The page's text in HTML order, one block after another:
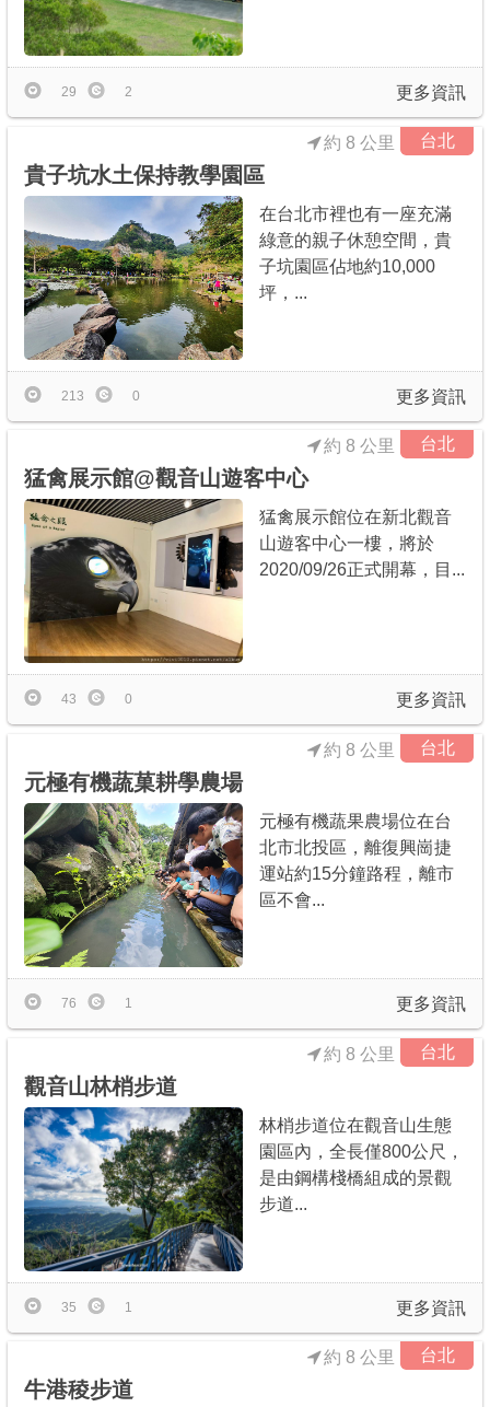
更多資訊
29 2
台北
約 8 公里
貴子坑水土保持教學園區
在台北市裡也有一座充滿
綠意的親子休憩空間，貴
子坑園區佔地約10,000
坪，...
更多資訊
213 0
台北
約 8 公里
猛禽展示館@觀音山遊客中心
猛禽展示館位在新北觀音
山遊客中心一樓，將於
2020/09/26正式開幕，目...
更多資訊
43 0
台北
約 8 公里
元極有機蔬菓耕學農場
元極有機蔬果農場位在台
北市北投區，離復興崗捷
運站約15分鐘路程，離市
區不會...
更多資訊
76 1
台北
約 8 公里
觀音山林梢步道
林梢步道位在觀音山生態
園區內，全長僅800公尺，
是由鋼構棧橋組成的景觀
步道...
更多資訊
35 1
台北
約 8 公里
牛港稜步道